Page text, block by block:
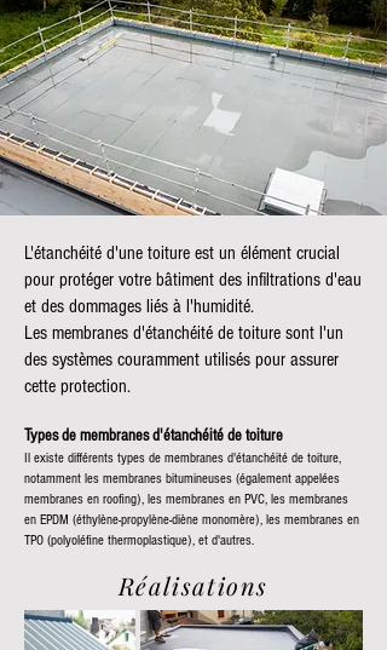
L'étanchéité d'une toiture est un élément crucial
pour protéger votre bâtiment des infiltrations d'eau
et des dommages liés à l'humidité.
Les membranes d'étanchéité de toiture sont l'un
des systèmes couramment utilisés pour assurer
cette protection.
Types de membranes d'étanchéité de toiture
Il existe différents types de membranes d'étanchéité de toiture,
notamment les membranes bitumineuses (également appelées
membranes en roofing), les membranes en PVC, les membranes
en EPDM (éthylène-propylène-diène monomère), les membranes en
TPO (polyoléfine thermoplastique), et d'autres.
Réalisations